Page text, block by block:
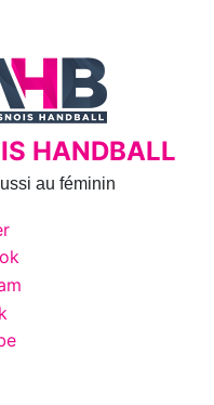
HANDBALL
au féminin